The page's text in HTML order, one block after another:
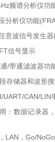
频谱分析仪功
分析仪功能
意波信号发生器
信号显示
/带通滤波器功
存储器和波形
UART/CAN/LIN
：数据记录器
， LAN ，Go/NoGo